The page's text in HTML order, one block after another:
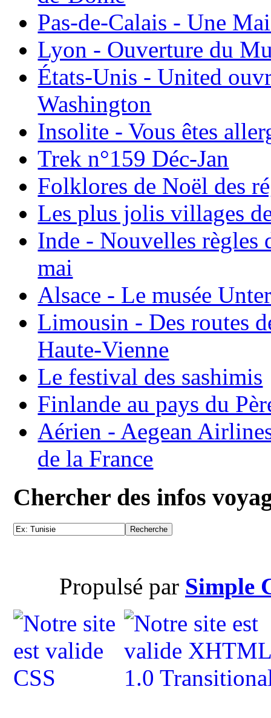
Pas-de-Calais - Une
Lyon - Ouverture du
États-Unis - United
Washington
Insolite - Vous êtes
Trek n°159 Déc-Jan
Folklores de Noël des
Les plus jolis villages
Inde - Nouvelles règles
mai
Alsace - Le musée
Limousin - Des routes
Haute-Vienne
Le festival des sashimis
Finlande au pays du
Aérien - Aegean
de la France
Chercher des infos
Propulsé par Simple